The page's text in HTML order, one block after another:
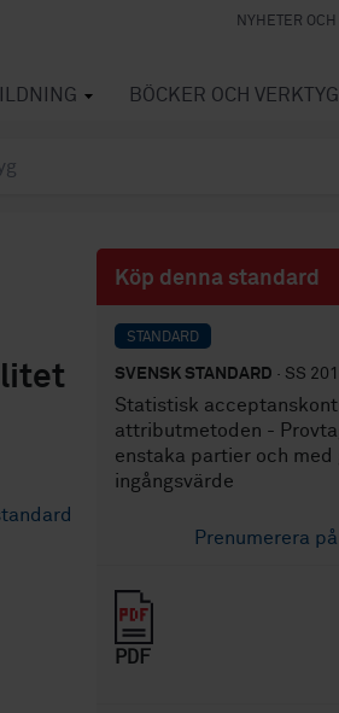
NYHETER
BÖCKER OCH VERKTYG
Köp denna standard
STANDARD
SVENSK STANDARD · SS
Statistisk
attributmetoden -
enstaka partier och med
ingångsvärde
Prenumerera
PDF